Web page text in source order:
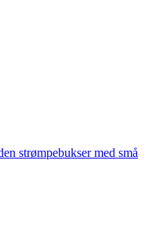
strømpebukser med små